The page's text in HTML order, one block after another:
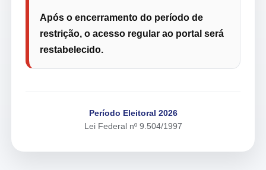
Após o encerramento do período de
restrição, o acesso regular ao portal será
restabelecido.
Período Eleitoral 2026
Lei Federal nº 9.504/1997